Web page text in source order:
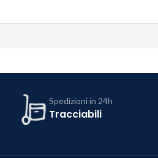
Spedizioni in 24h
Tracciabili